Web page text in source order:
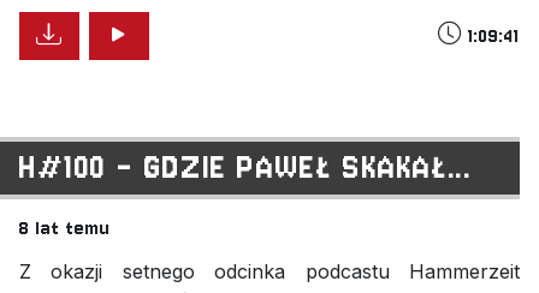
1:09:41
H#100 - GDZIE PAWEŁ SKAKAŁ...
8 lat temu
Z okazji setnego odcinka podcastu Hammerzeit